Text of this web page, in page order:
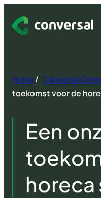
naar
Home/ Conversal
toekomst voor de
Een